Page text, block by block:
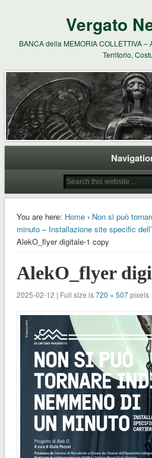
Vergato
BANCA della MEMORIA COLLETTIVA –
Territorio,
You are here: Home› Non si può
minuto – Installazione site specific
AlekO_flyer digitale-1 copy
AlekO_flyer
2025-02-12 | Full size is720 × 507pixels